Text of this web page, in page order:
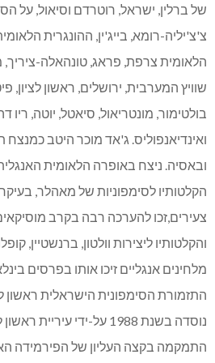
של ברלין, ישראל, רוטרדם וסיאול, על
צ'צ'יליה-רומא, בייג'ין, ההונגרית
שוויץ המערבית, ירושלים, ראשון לציון,
בולטימור, מונטריאול, סיאטל, יוטה, ריו
ואינדיאנפוליס. ג'אד מוכר היטב
ובאסיה. ניצח באופרה הלאומית
הקלטותיו לסימפוניות של מאהלר,
צעירים,זכו להערכה רבה בקרב
והקלטותיו ליצירות וולטון, ברנשטיין,
מלחינים אנגליים זיכו אותו בפרסים
התזמורת הסימפונית הישראלית ראשון
נוסדה בשנת 1988 על-ידי
התמקמה בקצה העליון של הפירמידה